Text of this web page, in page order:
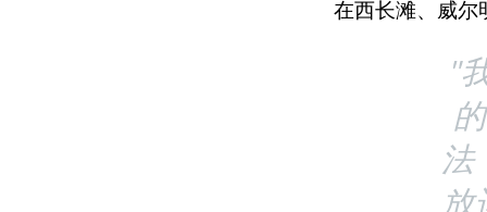
在西长滩、威尔
"
法